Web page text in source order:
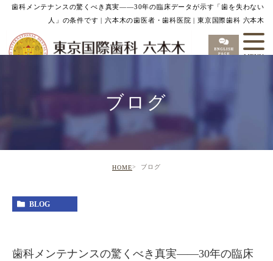
歯科メンテナンスの驚くべき真実——30年の臨床データが示す「歯を失わない
人」の条件です | 六本木の歯医者・歯科医院 | 東京国際歯科 六本木
ブログ
HOME ブログ
BLOG
歯科メンテナンスの驚くべき真実——30年の臨床